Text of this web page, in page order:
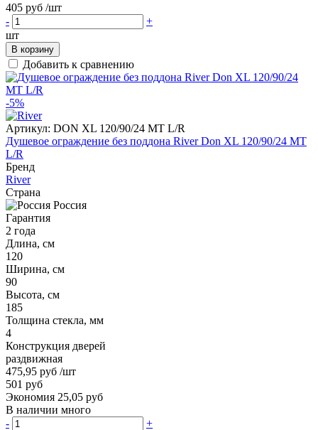
405 руб /шт
-
+
шт
В корзину
Добавить к сравнению
-5%
Артикул: DON XL 120/90/24 MT L/R
Душевое ограждение без поддона River Don XL 120/90/24 MT
L/R
Бренд
River
Страна
Россия
Гарантия
2 года
Длина, см
120
Ширина, см
90
Высота, см
185
Толщина стекла, мм
4
Конструкция дверей
раздвижная
475,95 руб /шт
501 руб
Экономия 25,05 руб
В наличии много
-
+